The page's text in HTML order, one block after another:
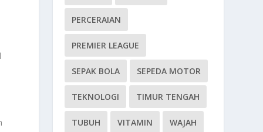
PERCERAIAN
PREMIER LEAGUE
SEPAK BOLA SEPEDA MOTOR
TEKNOLOGI TIMUR TENGAH
TUBUH VITAMIN WAJAH